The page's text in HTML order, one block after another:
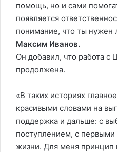
помощь, но и сами
появляется
понимание, что ты нужен
Максим Иванов.
Он добавил, что работа с
продолжена.
«В таких историях
красивыми словами на
поддержка и дальше: с
поступлением, с первыми
жизни. Для меня принцип